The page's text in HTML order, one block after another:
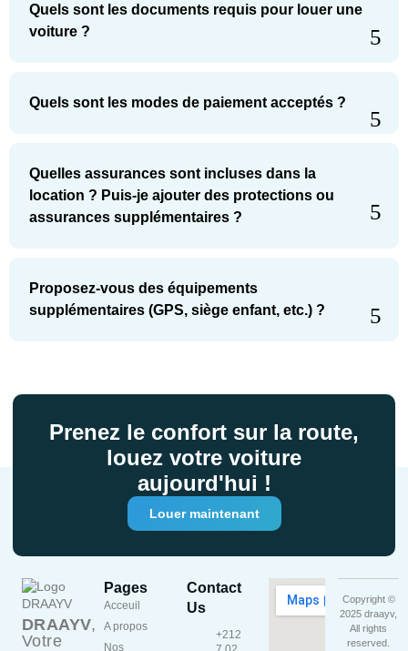
Quels sont les documents requis pour louer une
voiture ?
Quels sont les modes de paiement acceptés ?
Quelles assurances sont incluses dans la
location ? Puis-je ajouter des protections ou
assurances supplémentaires ?
Proposez-vous des équipements
supplémentaires (GPS, siège enfant, etc.) ?
Prenez le confort sur la route,
louez votre voiture
aujourd'hui !
Louer maintenant
DRAAYV,
Votre
Pages
Acceuil
A propos
Nos
Contact
Us
+212
Copyright ©
2025 draayv,
All rights
reserved.